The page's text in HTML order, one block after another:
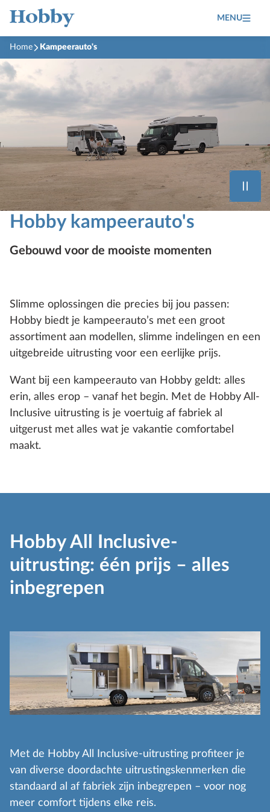
MENU
Home Kampeerauto's
Hobby kampeerauto's
Gebouwd voor de mooiste momenten
Slimme oplossingen die precies bij jou passen:
Hobby biedt je kampeerauto’s met een groot
assortiment aan modellen, slimme indelingen en een
uitgebreide uitrusting voor een eerlijke prijs.
Want bij een kampeerauto van Hobby geldt: alles
erin, alles erop – vanaf het begin. Met de Hobby All-
Inclusive uitrusting is je voertuig af fabriek al
uitgerust met alles wat je vakantie comfortabel
maakt.
Hobby All Inclusive-
uitrusting: één prijs – alles
inbegrepen
Met de Hobby All Inclusive-uitrusting profiteer je
van diverse doordachte uitrustingskenmerken die
standaard al af fabriek zijn inbegrepen – voor nog
meer comfort tijdens elke reis.